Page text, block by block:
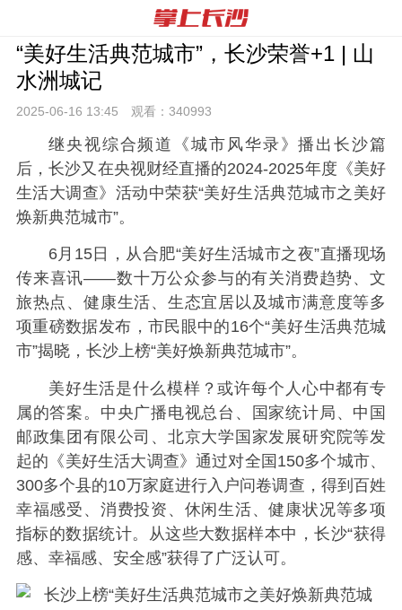
“美好生活典范城市”，长沙荣誉+1 | 山
水洲城记
2025-06-16 13:45 观看： 340993
继央视综合频道《城市风华录》播出长沙篇
后，长沙又在央视财经直播的2024-2025年度《美好
生活大调查》活动中荣获“美好生活典范城市之美好
焕新典范城市”。
6月15日，从合肥“美好生活城市之夜”直播现场
传来喜讯——数十万公众参与的有关消费趋势、文
旅热点、健康生活、生态宜居以及城市满意度等多
项重磅数据发布，市民眼中的16个“美好生活典范城
市”揭晓，长沙上榜“美好焕新典范城市”。
美好生活是什么模样？或许每个人心中都有专
属的答案。中央广播电视总台、国家统计局、中国
邮政集团有限公司、北京大学国家发展研究院等发
起的《美好生活大调查》通过对全国150多个城市、
300多个县的10万家庭进行入户问卷调查，得到百姓
幸福感受、消费投资、休闲生活、健康状况等多项
指标的数据统计。从这些大数据样本中，长沙“获得
感、幸福感、安全感”获得了广泛认可。